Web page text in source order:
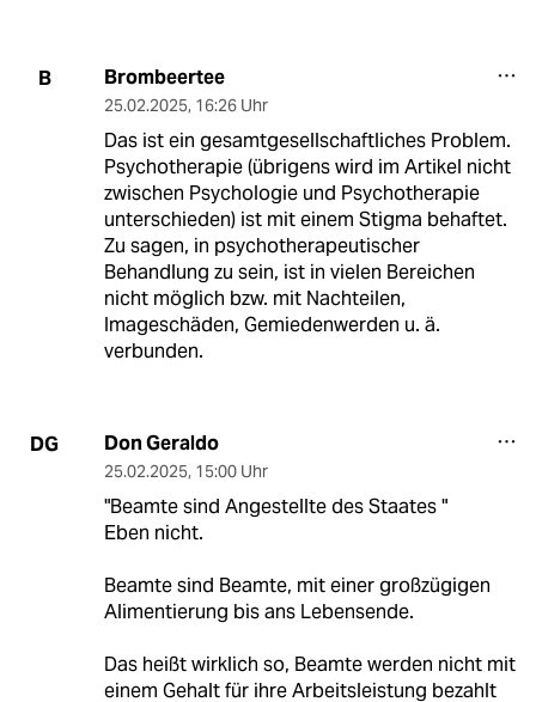
B Brombeertee
25.02.2025, 16:26 Uhr
Das ist ein gesamtgesellschaftliches Problem.
Psychotherapie (übrigens wird im Artikel nicht
zwischen Psychologie und Psychotherapie
unterschieden) ist mit einem Stigma behaftet.
Zu sagen, in psychotherapeutischer
Behandlung zu sein, ist in vielen Bereichen
nicht möglich bzw. mit Nachteilen,
Imageschäden, Gemiedenwerden u. ä.
verbunden.
DG Don Geraldo
25.02.2025, 15:00 Uhr
"Beamte sind Angestellte des Staates "
Eben nicht.
Beamte sind Beamte, mit einer großzügigen
Alimentierung bis ans Lebensende.
Das heißt wirklich so, Beamte werden nicht mit
einem Gehalt für ihre Arbeitsleistung bezahlt